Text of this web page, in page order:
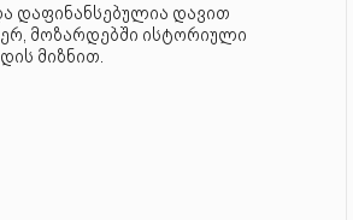
დაფინანსებულია დავით
მოზარდებში ისტორიული
მიზნით.